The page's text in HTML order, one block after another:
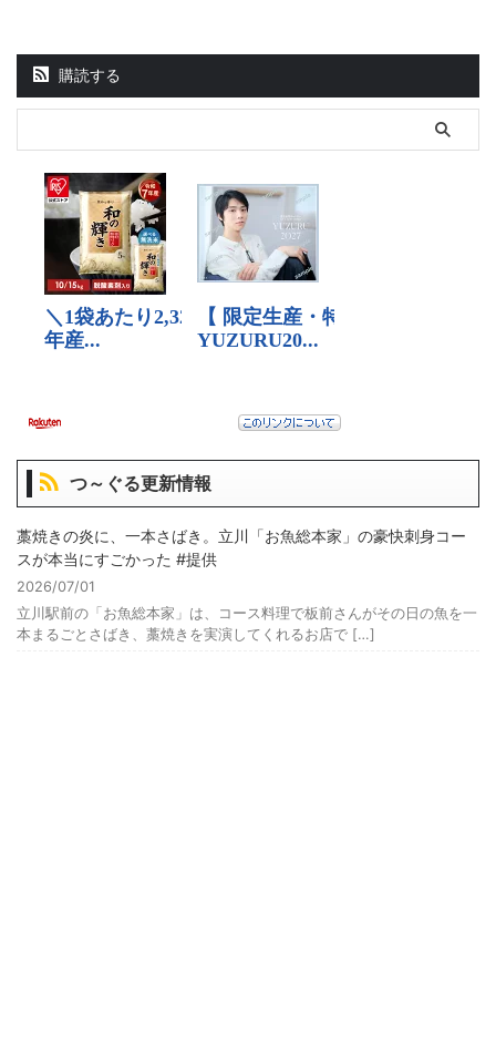
購読する
つ～ぐる更新情報
藁焼きの炎に、一本さばき。立川「お魚総本家」の豪快刺身コー
スが本当にすごかった #提供
2026/07/01
立川駅前の「お魚総本家」は、コース料理で板前さんがその日の魚を一
本まるごとさばき、藁焼きを実演してくれるお店で […]